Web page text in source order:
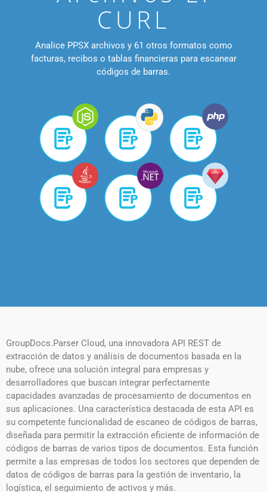
CURL
Analice PPSX archivos y 61 otros formatos como
facturas, recibos o tablas financieras para escanear
códigos de barras.
GroupDocs.Parser Cloud, una innovadora API REST de
extracción de datos y análisis de documentos basada en la
nube, ofrece una solución integral para empresas y
desarrolladores que buscan integrar perfectamente
capacidades avanzadas de procesamiento de documentos en
sus aplicaciones. Una característica destacada de esta API es
su competente funcionalidad de escaneo de códigos de barras,
diseñada para permitir la extracción eficiente de información de
códigos de barras de varios tipos de documentos. Esta función
permite a las empresas de todos los sectores que dependen de
datos de códigos de barras para la gestión de inventario, la
logística, el seguimiento de activos y más.